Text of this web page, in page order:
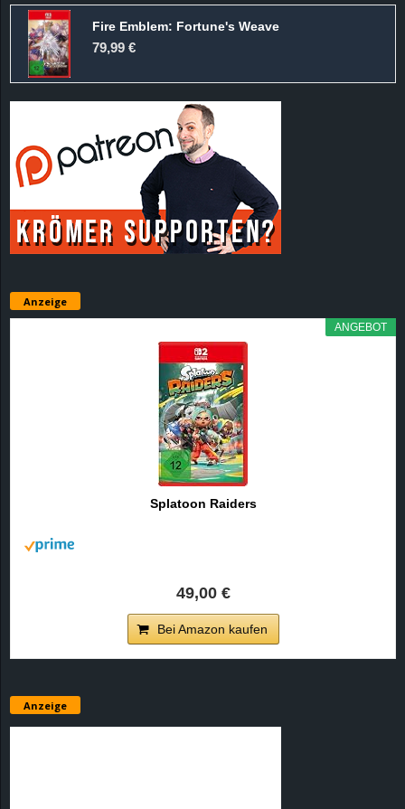
Fire Emblem: Fortune's Weave
79,99 €
Anzeige
ANGEBOT
Splatoon Raiders
49,00 €
Bei Amazon kaufen
Anzeige